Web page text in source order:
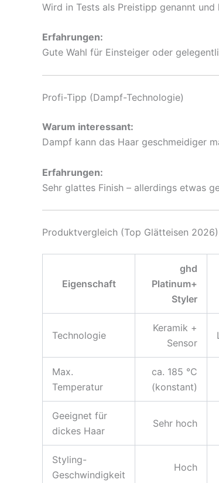
Wird in Tests als Preistipp genannt
Erfahrungen:
Gute Wahl für Einsteiger oder
Profi-Tipp (Dampf-Technologie)
Warum interessant:
Dampf kann das Haar geschmeidiger
Erfahrungen:
Sehr glattes Finish – allerdings etwas
Produktvergleich (Top Glätteisen 2026)
Eigenschaft
ghd
Platinum+
Styler
Technologie
Keramik +
Sensor
Max.
Temperatur
ca. 185 °C
(konstant)
Geeignet für
dickes Haar
Sehr hoch
Styling-
Geschwindigkeit
Hoch